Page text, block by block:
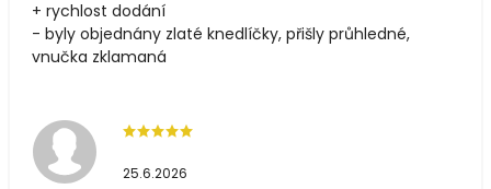
+ rychlost dodání
- byly objednány zlaté knedlíčky, přišly průhledné,
vnučka zklamaná
25.6.2026